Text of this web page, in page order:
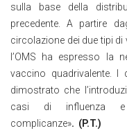
sulla base della
precedente. A partire
circolazione dei due tipi
l’OMS ha espresso la
vaccino quadrivalente. I
dimostrato che
casi di influenza e
complicanze». (P.T.)